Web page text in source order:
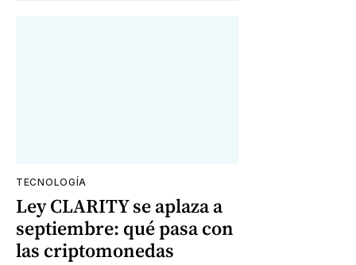
TECNOLOGÍA
Ley CLARITY se aplaza a
septiembre: qué pasa con
las criptomonedas